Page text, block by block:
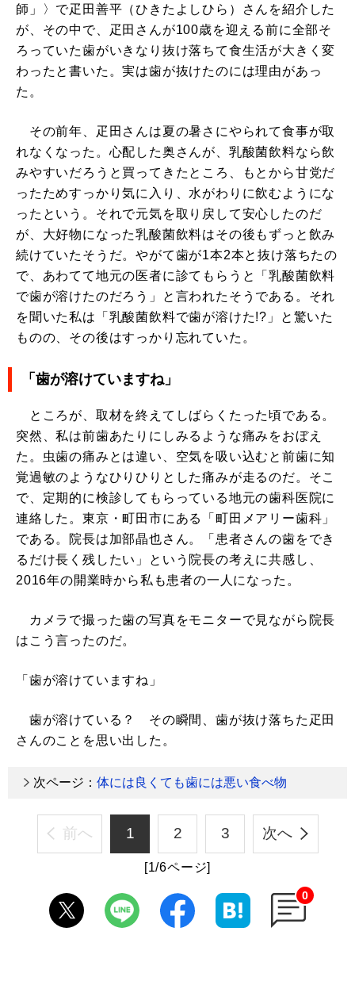
師」〉で疋田善平（ひきたよしひら）さんを紹介した
が、その中で、疋田さんが100歳を迎える前に全部そ
ろっていた歯がいきなり抜け落ちて食生活が大きく変
わったと書いた。実は歯が抜けたのには理由があっ
た。
その前年、疋田さんは夏の暑さにやられて食事が取
れなくなった。心配した奥さんが、乳酸菌飲料なら飲
みやすいだろうと買ってきたところ、もとから甘党だ
ったためすっかり気に入り、水がわりに飲むようにな
ったという。それで元気を取り戻して安心したのだ
が、大好物になった乳酸菌飲料はその後もずっと飲み
続けていたそうだ。やがて歯が1本2本と抜け落ちたの
で、あわてて地元の医者に診てもらうと「乳酸菌飲料
で歯が溶けたのだろう」と言われたそうである。それ
を聞いた私は「乳酸菌飲料で歯が溶けた!?」と驚いた
ものの、その後はすっかり忘れていた。
「歯が溶けていますね」
ところが、取材を終えてしばらくたった頃である。
突然、私は前歯あたりにしみるような痛みをおぼえ
た。虫歯の痛みとは違い、空気を吸い込むと前歯に知
覚過敏のようなひりひりとした痛みが走るのだ。そこ
で、定期的に検診してもらっている地元の歯科医院に
連絡した。東京・町田市にある「町田メアリー歯科」
である。院長は加部晶也さん。「患者さんの歯をでき
るだけ長く残したい」という院長の考えに共感し、
2016年の開業時から私も患者の一人になった。
カメラで撮った歯の写真をモニターで見ながら院長
はこう言ったのだ。
「歯が溶けていますね」
歯が溶けている？ その瞬間、歯が抜け落ちた疋田
さんのことを思い出した。
次ページ： 体には良くても歯には悪い食べ物
前へ 1 2 3 次へ
[1/6ページ]
0